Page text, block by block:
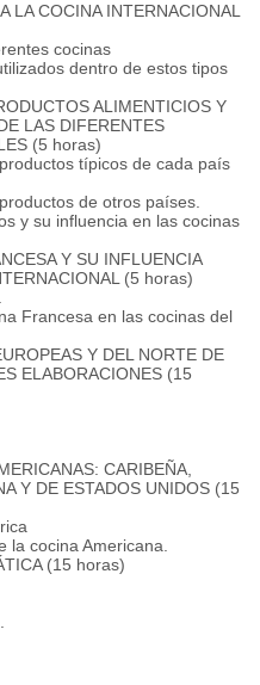
LA COCINA INTERNACIONAL
cocinas
dentro de estos tipos
ALIMENTICIOS Y
LAS DIFERENTES
(5 horas)
típicos de cada país
de otros países.
y su influencia en las cocinas
Y SU INFLUENCIA
(5 horas)
Francesa en las cocinas del
Y DEL NORTE DE
ELABORACIONES (15
CARIBEÑA,
Y DE ESTADOS UNIDOS (15
la cocina Americana.
(15 horas)